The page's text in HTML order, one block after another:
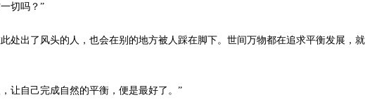
切吗？”
处出了风头的人，也会在别的地方被人踩在脚下。世间万物都在追求平衡发展，
让自己完成自然的平衡，便是最好了。”